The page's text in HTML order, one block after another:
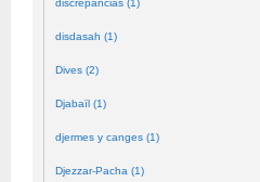
discrepancias (1)
disdasah (1)
Dives (2)
Djabaïl (1)
djermes y canges (1)
Djezzar-Pacha (1)